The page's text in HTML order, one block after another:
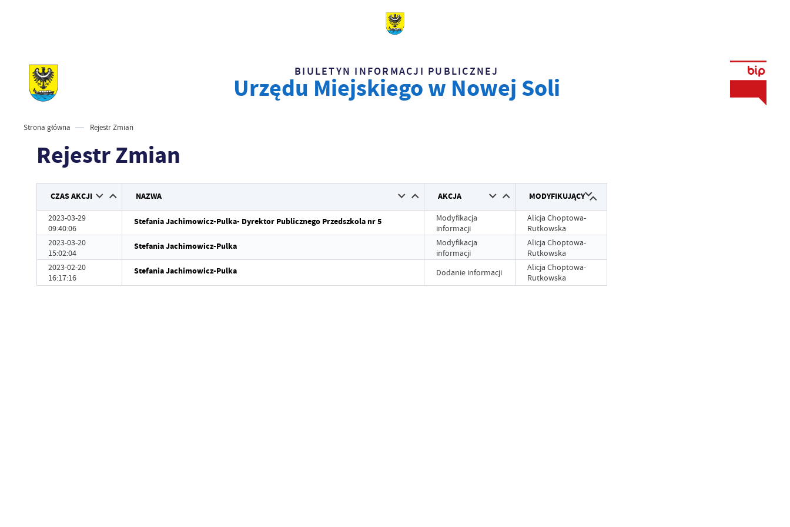
BIULETYN INFORMACJI PUBLICZNEJ
Urzędu Miejskiego w Nowej Soli
Strona główna Rejestr Zmian
Rejestr Zmian
CZAS AKCJI NAZWA AKCJA MODYFIKUJĄCY
2023-03-29
09:40:06
Stefania Jachimowicz-Pulka- Dyrektor Publicznego Przedszkola nr 5
Modyfikacja
informacji
Alicja Choptowa-
Rutkowska
2023-03-20
15:02:04
Stefania Jachimowicz-Pulka
Modyfikacja
informacji
Alicja Choptowa-
Rutkowska
2023-02-20
16:17:16
Stefania Jachimowicz-Pulka Dodanie informacji
Alicja Choptowa-
Rutkowska